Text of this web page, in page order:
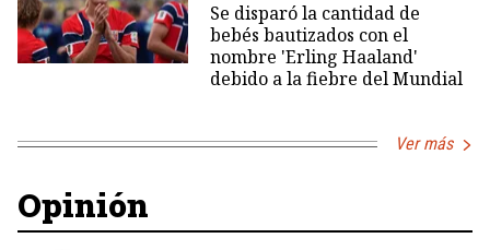
Se disparó la cantidad de
bebés bautizados con el
nombre 'Erling Haaland'
debido a la fiebre del Mundial
Ver más
Opinión